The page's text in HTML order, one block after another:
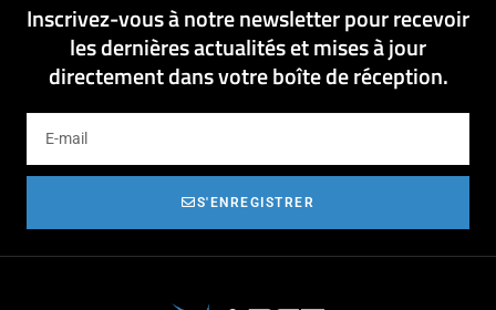
Inscrivez-vous à notre newsletter pour recevoir
les dernières actualités et mises à jour
directement dans votre boîte de réception.
S'ENREGISTRER